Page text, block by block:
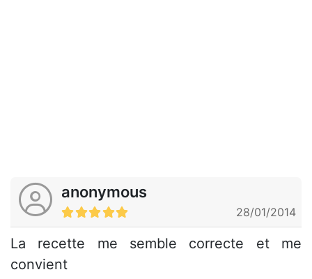
anonymous
28/01/2014
La recette me semble correcte et me
convient